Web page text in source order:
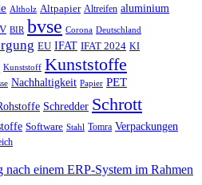
Altholz Altpapier Altreifen aluminium
BIR bvse Corona Deutschland
EU IFAT IFAT 2024 KI
Kunststoff Kunststoffe
Nachhaltigkeit Papier PET
Schredder Schrott
Software Stahl Tomra Verpackungen
einem ERP-System im Rahmen